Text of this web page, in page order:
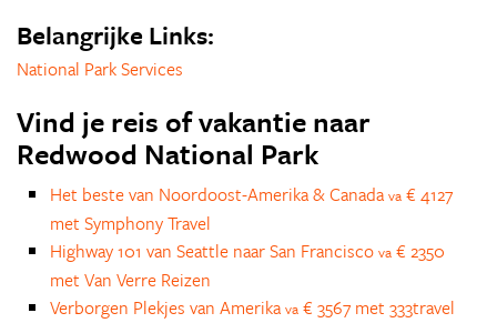
Belangrijke Links:
National Park Services
Vind je reis of vakantie naar
Redwood National Park
Het beste van Noordoost-Amerika & Canada va € 4127
met Symphony Travel
Highway 101 van Seattle naar San Francisco va € 2350
met Van Verre Reizen
Verborgen Plekjes van Amerika va € 3567 met 333travel